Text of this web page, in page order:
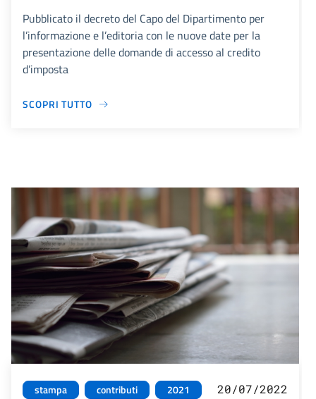
Pubblicato il decreto del Capo del Dipartimento per
l’informazione e l’editoria con le nuove date per la
presentazione delle domande di accesso al credito
d’imposta
SCOPRI TUTTO
stampa contributi 2021 20/07/2022